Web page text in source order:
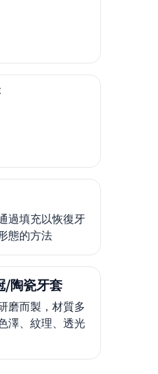
過填充以恢復牙
態的方法
/陶瓷牙套
磨而製，材質多
澤、紋理、透光